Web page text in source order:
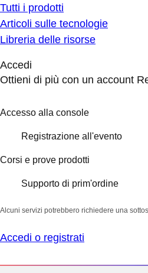
Tutti i prodotti
Articoli sulle tecnologie
Libreria delle risorse
Accedi
Ottieni di più con un account
Accesso alla console
Registrazione all'evento
Corsi e prove prodotti
Supporto di prim'ordine
Alcuni servizi potrebbero richiedere una
Accedi o registrati